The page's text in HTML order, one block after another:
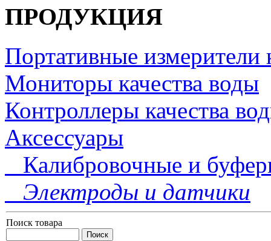
ПРОДУКЦИЯ
Портативные измерители
Мониторы качества воды
Контроллеры качества
Аксессуары
Калибровочные и
Электроды и датчики
Поиск товара